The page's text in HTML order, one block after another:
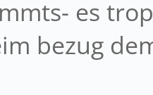
es
bezug